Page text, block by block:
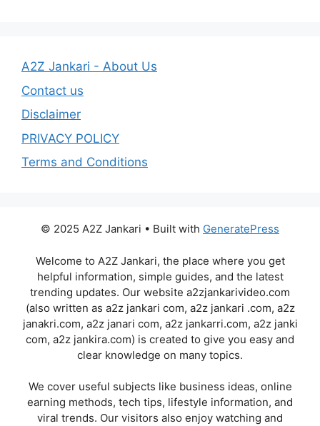
A2Z Jankari - About Us
Contact us
Disclaimer
PRIVACY POLICY
Terms and Conditions
© 2025 A2Z Jankari • Built with GeneratePress
Welcome to A2Z Jankari, the place where you get
helpful information, simple guides, and the latest
trending updates. Our website a2zjankarivideo.com
(also written as a2z jankari com, a2z jankari .com, a2z
janakri.com, a2z janari com, a2z jankarri.com, a2z janki
com, a2z jankira.com) is created to give you easy and
clear knowledge on many topics.
We cover useful subjects like business ideas, online
earning methods, tech tips, lifestyle information, and
viral trends. Our visitors also enjoy watching and